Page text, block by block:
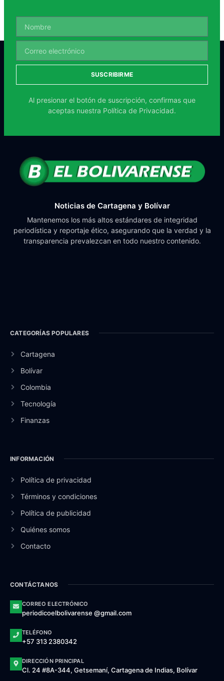
SUSCRIBIRME
Al presionar el botón de suscripción, confirmas que
aceptas nuestra Política de Privacidad.
Noticias de Cartagena y Bolívar
Mantenemos los más altos estándares de integridad
periodística y reportaje ético, asegurando que la verdad y la
transparencia prevalezcan en todo nuestro contenido.
CATEGORÍAS POPULARES
Cartagena
Bolívar
Colombia
Tecnología
Finanzas
INFORMACIÓN
Política de privacidad
Términos y condiciones
Política de publicidad
Quiénes somos
Contacto
CONTÁCTANOS
CORREO ELECTRÓNICO
periodicoelbolivarense @gmail.com
TELÉFONO
+57 313 2380342
DIRECCIÓN PRINCIPAL
Cl. 24 #8A-344, Getsemaní, Cartagena de Indias, Bolívar